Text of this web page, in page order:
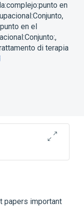
en
,
en el
,
di terapia
papers important